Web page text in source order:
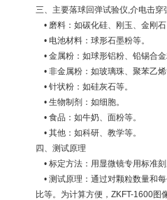
三、主要落球回弹试验仪,介电击
• 磨料：如碳化硅、刚玉、金刚
• 电池材料：球形石墨粉等。
• 金属粉：如球形铝粉、铅锡合
• 非金属粉：如玻璃珠、聚苯乙
• 针状粉：如硅灰石等。
• 生物制剂：如细胞。
• 食品：如牛奶、面粉等。
• 其他：如科研、教学等。
四、测试原理
• 标定方法：用显微镜专用标准
• 测试原理：通过对颗粒数量和
比等。为计算方便，ZKFT-1600